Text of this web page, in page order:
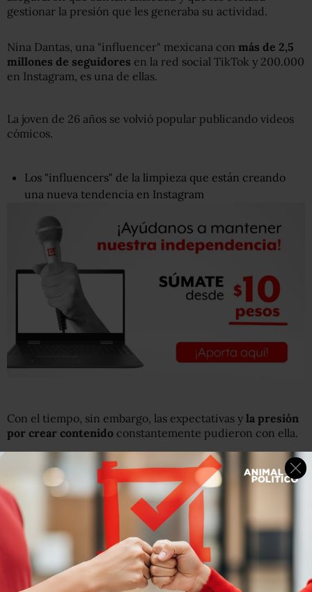
gestionar la presión que les generaba su actividad.
Nina Dantas, una "influencer" mexicana con más de 2,5
millones de seguidores en la red social TikTok y 200.000
en Instagram, es una de ellas.
La joven de 26 años se volvió popular publicando videos
cómicos.
Los "influencers" de la limpieza que están creando
una nueva tendencia en Instagram
Con el tiempo, sin embargo, las expectativas y la presión
por crear contenido constantemente pudieron con ella.
No quería despertar, no quería levantarme de la cama",
asegura Nina en una entrevista con la BBC.
Fue una etapa "muy complicada" para ella.
La enfermedad que esconden las fotos con ropa ancha
de una “influencer” de Instagram
Quiénes son los "nanoinfluencers" y cómo puedes